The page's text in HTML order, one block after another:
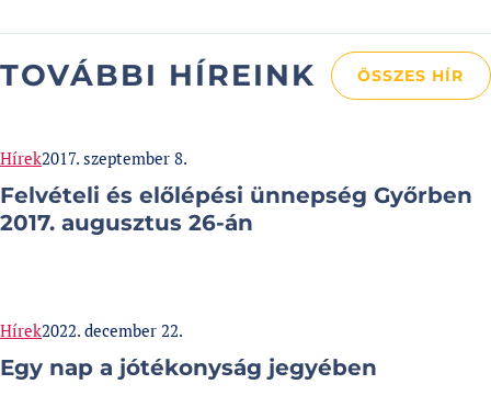
TOVÁBBI HÍREINK ÖSSZES HÍR
Categories:
HírekPublished at
2017. szeptember 8.
Felvételi és előlépési ünnepség Győrben
2017. augusztus 26-án
Categories:
HírekPublished at
2022. december 22.
Egy nap a jótékonyság jegyében